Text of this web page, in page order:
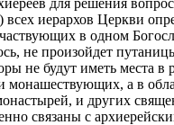
иерархов Церкви
в одном
не произойдет
не будут иметь места в
а в
и других
связаны с